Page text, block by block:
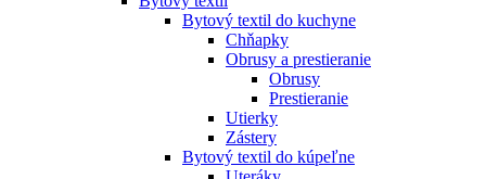
Bytový textil do kuchyne
Chňapky
Obrusy a prestieranie
Obrusy
Prestieranie
Utierky
Zástery
Bytový textil do kúpeľne